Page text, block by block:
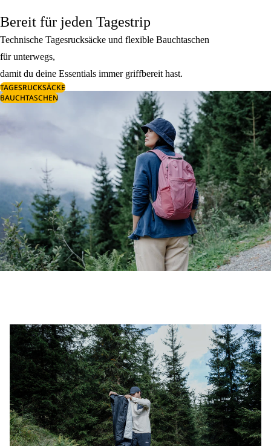
Bereit für jeden Tagestrip
Technische Tagesrucksäcke und flexible Bauchtaschen
für unterwegs,
damit du deine Essentials immer griffbereit hast.
TAGESRUCKSÄCKE
BAUCHTASCHEN